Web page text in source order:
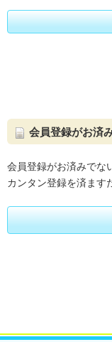
会員登録がお済
会員登録がお済みでな
カンタン登録を済ます